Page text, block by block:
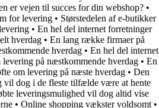
er vejen til succes for din webshop? •
for levering • Størstedelen af e-butikker
• En hel del internet forretninger
hverdag • En lang række firmaer på
hverdag • En hel del internet
på næstkommende hverdag • En
om levering på næste hverdag • Den
vil dog i de fleste tilfælde være at hente
leveringsmulighed vil dog altid vise
• Online shopping vækster voldsomt •